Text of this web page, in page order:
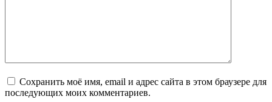
Сохранить моё имя, email и адрес сайта в этом браузере для
последующих моих комментариев.